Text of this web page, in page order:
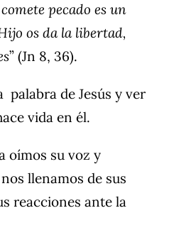
pecado es un
os da la libertad,
” (Jn 8, 36).
palabra de Jesús y ver
vida en él.
oímos su voz y
llenamos de sus
reacciones ante la